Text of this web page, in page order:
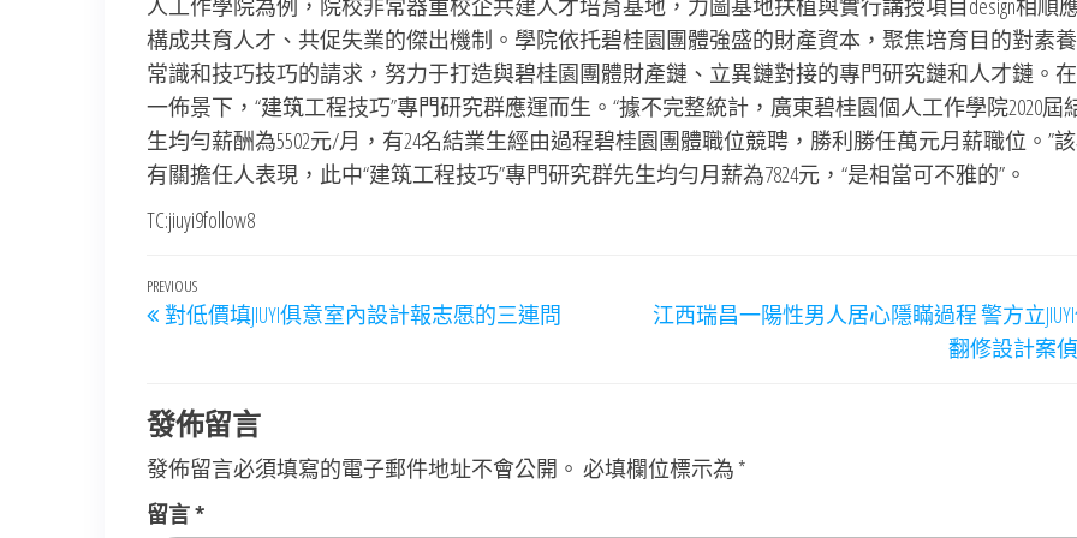
人工作學院為例，院校非常器重校企共建人才培育基地，力圖基地扶植與實行講授項目design相順
構成共育人才、共促失業的傑出機制。學院依托碧桂園團體強盛的財產資本，聚焦培育目的對素
常識和技巧技巧的請求，努力于打造與碧桂園團體財產鏈、立異鏈對接的專門研究鏈和人才鏈。
一佈景下，“建筑工程技巧”專門研究群應運而生。“據不完整統計，廣東碧桂園個人工作學院2020屆
生均勻薪酬為5502元/月，有24名結業生經由過程碧桂園團體職位競聘，勝利勝任萬元月薪職位。”
有關擔任人表現，此中“建筑工程技巧”專門研究群先生均勻月薪為7824元，“是相當可不雅的”。
TC:jiuyi9follow8
文
章
覽
Previous
Post
PREVIOUS
對低價填JIUYI俱意室內設計報志愿的三連問
江西瑞昌一陽性男人居心隱瞞過程 警方立
翻修設計案
發佈留言
發佈留言必須填寫的電子郵件地址不會公開。 必填欄位標示為 *
留言*